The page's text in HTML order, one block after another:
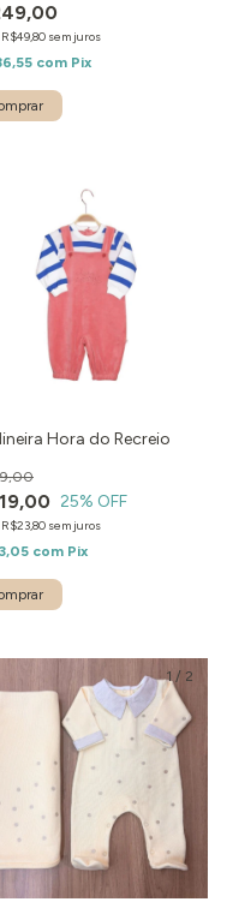
R$49,80 sem juros
com Pix
Hora do Recreio
25% OFF
R$23,80 sem juros
com Pix
1 / 2